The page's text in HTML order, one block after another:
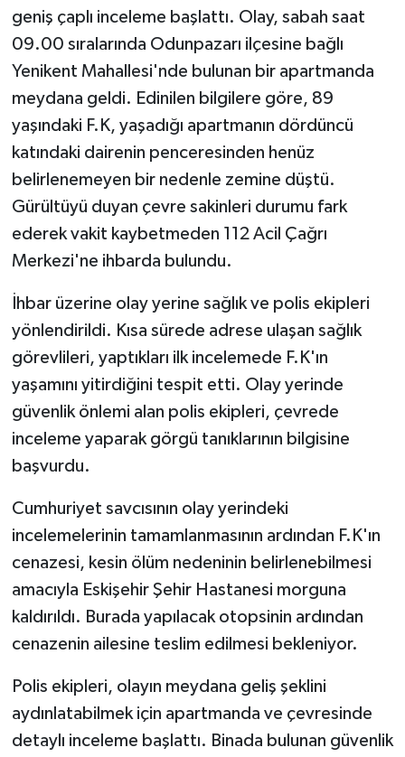
geniş çaplı inceleme başlattı. Olay, sabah saat
09.00 sıralarında Odunpazarı ilçesine bağlı
Yenikent Mahallesi'nde bulunan bir apartmanda
meydana geldi. Edinilen bilgilere göre, 89
yaşındaki F.K, yaşadığı apartmanın dördüncü
katındaki dairenin penceresinden henüz
belirlenemeyen bir nedenle zemine düştü.
Gürültüyü duyan çevre sakinleri durumu fark
ederek vakit kaybetmeden 112 Acil Çağrı
Merkezi'ne ihbarda bulundu.
İhbar üzerine olay yerine sağlık ve polis ekipleri
yönlendirildi. Kısa sürede adrese ulaşan sağlık
görevlileri, yaptıkları ilk incelemede F.K'ın
yaşamını yitirdiğini tespit etti. Olay yerinde
güvenlik önlemi alan polis ekipleri, çevrede
inceleme yaparak görgü tanıklarının bilgisine
başvurdu.
Cumhuriyet savcısının olay yerindeki
incelemelerinin tamamlanmasının ardından F.K'ın
cenazesi, kesin ölüm nedeninin belirlenebilmesi
amacıyla Eskişehir Şehir Hastanesi morguna
kaldırıldı. Burada yapılacak otopsinin ardından
cenazenin ailesine teslim edilmesi bekleniyor.
Polis ekipleri, olayın meydana geliş şeklini
aydınlatabilmek için apartmanda ve çevresinde
detaylı inceleme başlattı. Binada bulunan güvenlik